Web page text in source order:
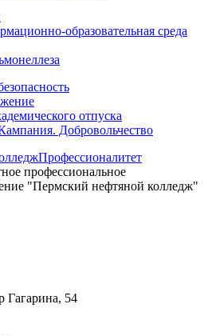
образовательная среда
отпуска
Добровольчество
Профессионалитет
профессиональное
"Пермский нефтяной колледж"
Гагарина, 54